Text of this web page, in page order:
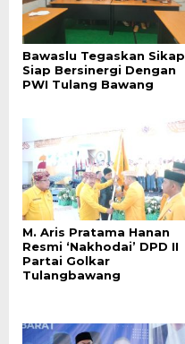
Bawaslu Tegaskan Sikap
Siap Bersinergi Dengan
PWI Tulang Bawang
M. Aris Pratama Hanan
Resmi ‘Nakhodai’ DPD II
Partai Golkar
Tulangbawang